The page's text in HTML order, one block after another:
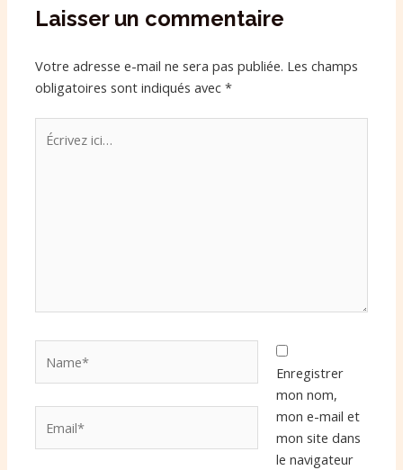
Laisser un commentaire
Votre adresse e-mail ne sera pas publiée. Les champs
obligatoires sont indiqués avec*
ici…
Enregistrer
mon nom,
mon e-mail et
mon site dans
le navigateur